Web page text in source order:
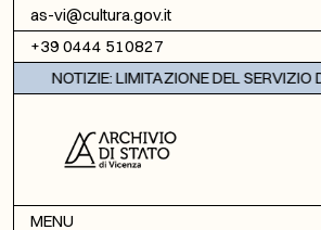
Vai al contenuto
as-vi@cultura.gov.it
+39 0444 510827
NOTIZIE: LIMITAZIONE DEL SERVIZIO
MENU